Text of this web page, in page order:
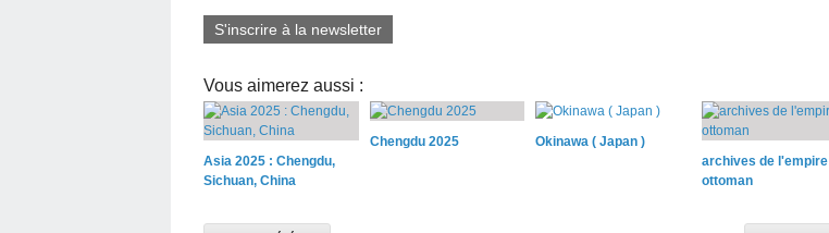
S'inscrire à la newsletter
Vous aimerez aussi :
Asia 2025 : Chengdu,
Sichuan, China
Chengdu 2025
Okinawa ( Japan )
archives de l'empire
ottoman